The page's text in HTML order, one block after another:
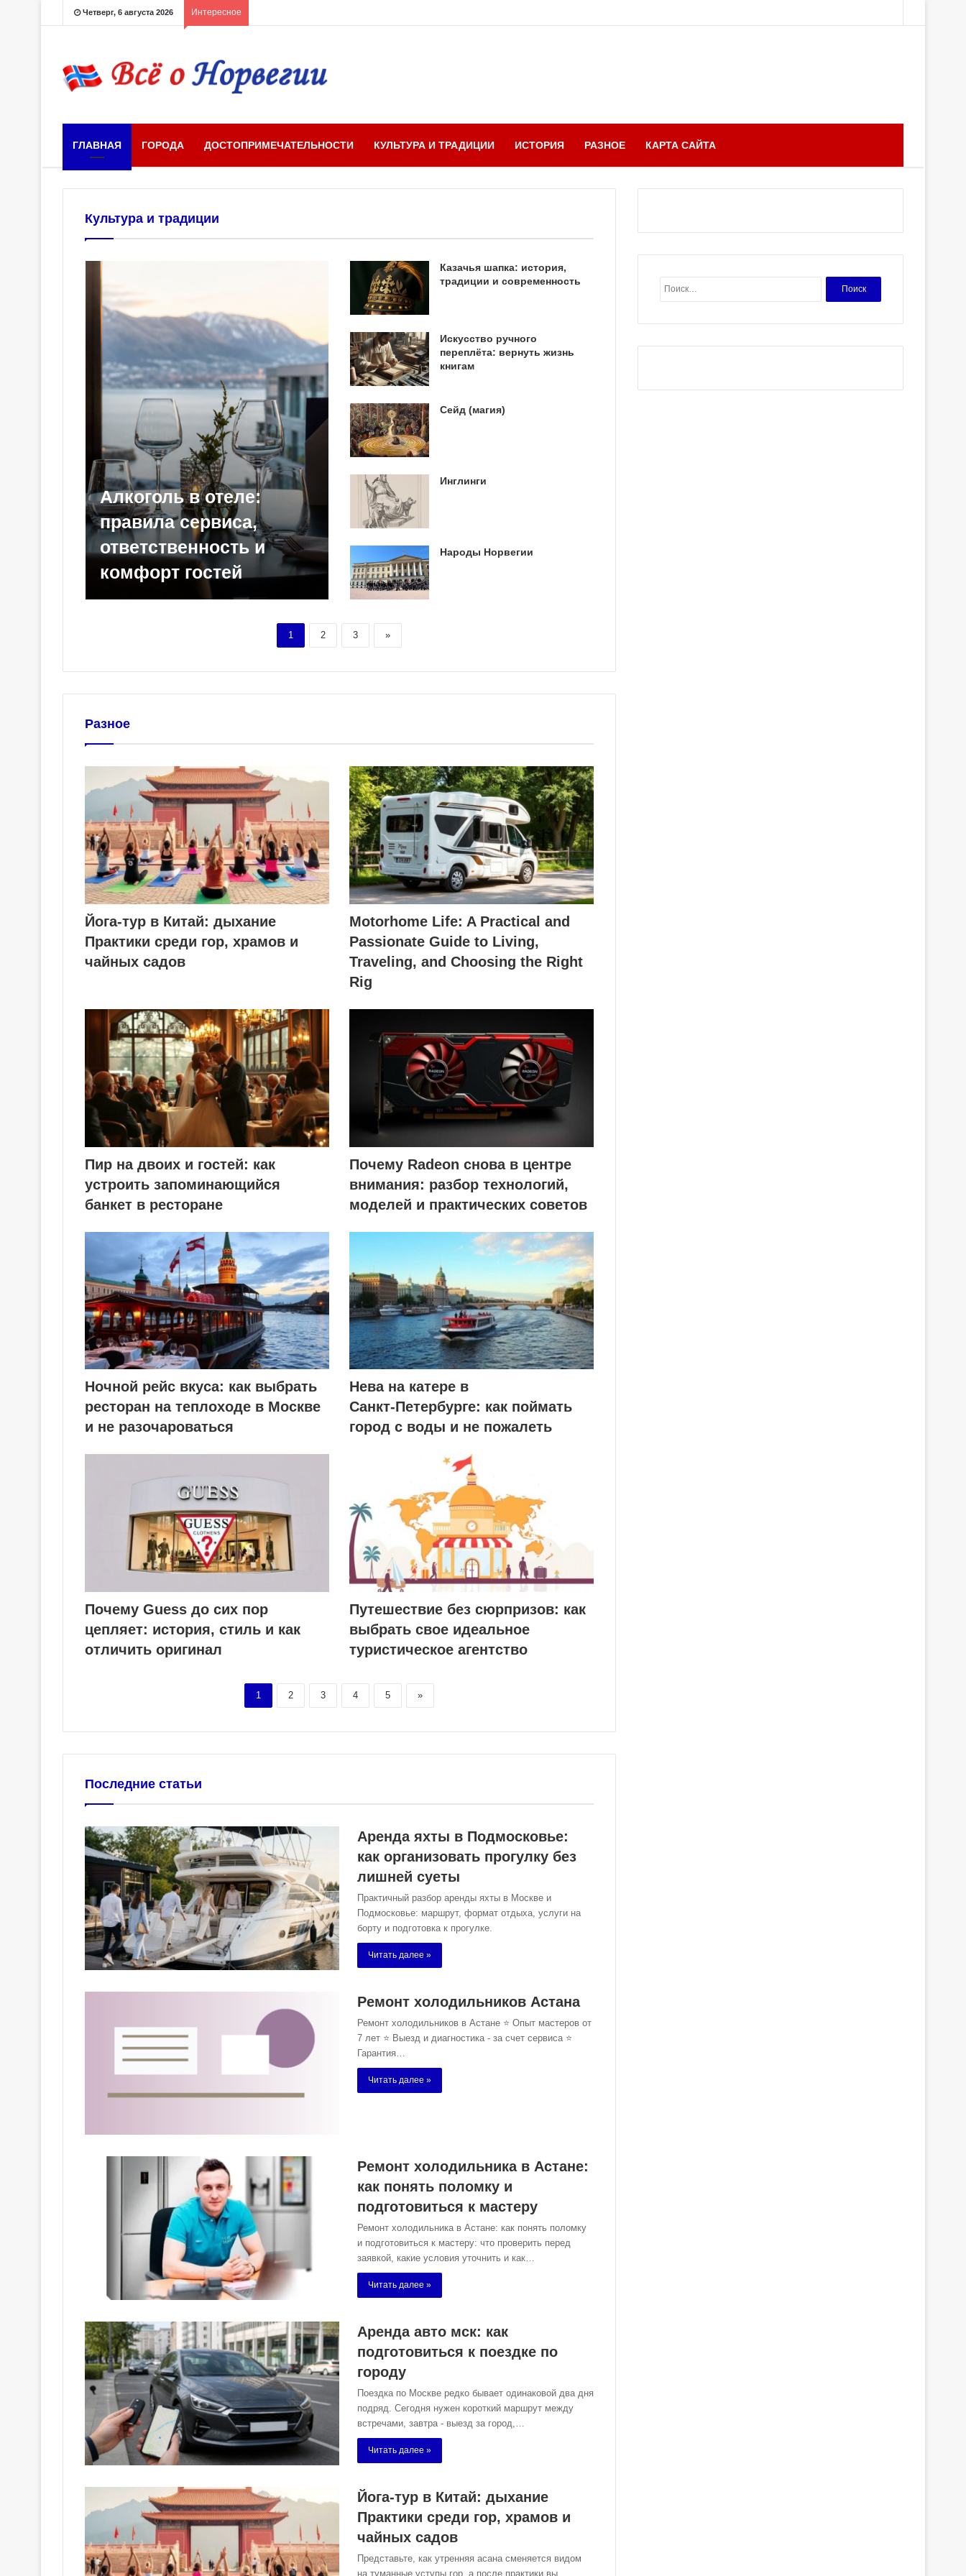
Четверг, 6 августа 2026 Интересное
ГЛАВНАЯ ГОРОДА ДОСТОПРИМЕЧАТЕЛЬНОСТИ КУЛЬТУРА И ТРАДИЦИИ ИСТОРИЯ РАЗНОЕ КАРТА САЙТА
Культура и традиции
Алкоголь в отеле:
правила сервиса,
ответственность и
комфорт гостей
Казачья шапка: история,
традиции и современность
Искусство ручного
переплёта: вернуть жизнь
книгам
Сейд (магия)
Инглинги
Народы Норвегии
1 2 3 »
Разное
Йога-тур в Китай: дыхание
Практики среди гор, храмов и
чайных садов
Motorhome Life: A Practical and
Passionate Guide to Living,
Traveling, and Choosing the Right
Rig
Пир на двоих и гостей: как
устроить запоминающийся
банкет в ресторане
Почему Radeon снова в центре
внимания: разбор технологий,
моделей и практических советов
Ночной рейс вкуса: как выбрать
ресторан на теплоходе в Москве
и не разочароваться
Нева на катере в
Санкт‑Петербурге: как поймать
город с воды и не пожалеть
Почему Guess до сих пор
цепляет: история, стиль и как
отличить оригинал
Путешествие без сюрпризов: как
выбрать свое идеальное
туристическое агентство
1 2 3 4 5 »
Последние статьи
Аренда яхты в Подмосковье:
как организовать прогулку без
лишней суеты
Практичный разбор аренды яхты в Москве и
Подмосковье: маршрут, формат отдыха, услуги на
борту и подготовка к прогулке.
Читать далее »
Ремонт холодильников Астана
Ремонт холодильников в Астане ⭐ Опыт мастеров от
7 лет ⭐ Выезд и диагностика - за счет сервиса ⭐
Гарантия…
Читать далее »
Ремонт холодильника в Астане:
как понять поломку и
подготовиться к мастеру
Ремонт холодильника в Астане: как понять поломку
и подготовиться к мастеру: что проверить перед
заявкой, какие условия уточнить и как…
Читать далее »
Аренда авто мск: как
подготовиться к поездке по
городу
Поездка по Москве редко бывает одинаковой два дня
подряд. Сегодня нужен короткий маршрут между
встречами, завтра - выезд за город,…
Читать далее »
Йога-тур в Китай: дыхание
Практики среди гор, храмов и
чайных садов
Представьте, как утренняя асана сменяется видом
на туманные уступы гор, а после практики вы
Найти: